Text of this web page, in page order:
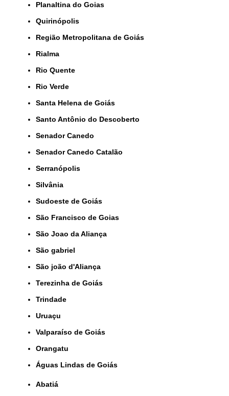
Planaltina do Goias
Quirinópolis
Região Metropolitana de Goiás
Rialma
Rio Quente
Rio Verde
Santa Helena de Goiás
Santo Antônio do Descoberto
Senador Canedo
Senador Canedo Catalão
Serranópolis
Silvânia
Sudoeste de Goiás
São Francisco de Goias
São Joao da Aliança
São gabriel
São joão d'Aliança
Terezinha de Goiás
Trindade
Uruaçu
Valparaíso de Goiás
orangatu
Águas Lindas de Goiás
Abatiá